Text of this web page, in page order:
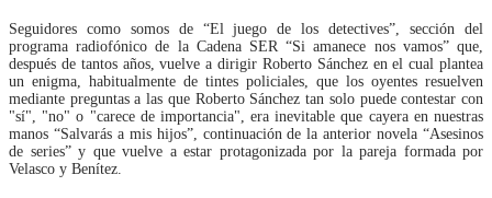
Seguidores como somos de “El juego de los detectives”, sección del
programa radiofónico de la Cadena SER “Si amanece nos vamos” que,
después de tantos años, vuelve a dirigir Roberto Sánchez en el cual plantea
un enigma, habitualmente de tintes policiales, que los oyentes resuelven
mediante preguntas a las que Roberto Sánchez tan solo puede contestar con
"sí", "no" o "carece de importancia", era inevitable que cayera en nuestras
manos “Salvarás a mis hijos”, continuación de la anterior novela “Asesinos
de series” y que vuelve a estar protagonizada por la pareja formada por
Velasco y Benítez.